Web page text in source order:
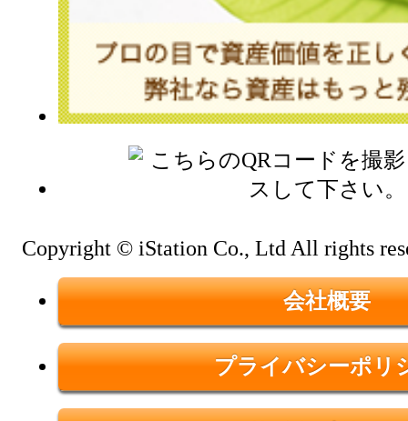
Copyright © iStation Co., Ltd All rights
会社概要
プライバシーポリ